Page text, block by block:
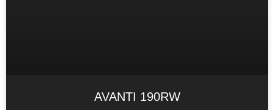
AVANTI 190RW